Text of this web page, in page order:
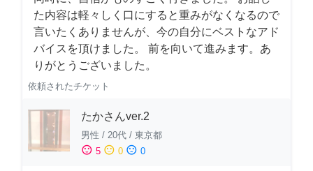
た内容は軽々しく口にすると重みがなくなるので
言いたくありませんが、今の自分にベストなアド
バイスを頂けました。 前を向いて進みます。あ
りがとうございました。
依頼されたチケット
たかさんver.2
男性 / 20代 / 東京都
sentiment_satisfied 5 sentiment_neutral 0 sentiment_dissatisfied 0